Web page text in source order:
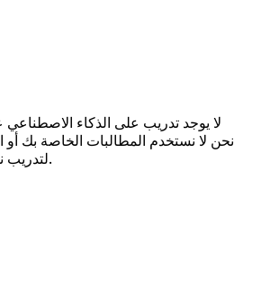
لا يوجد تدريب على الذكاء
نحن لا نستخدم المطالبات الخاصة بك أو
لتدريب نماذج الذكاء الاصطناعي.